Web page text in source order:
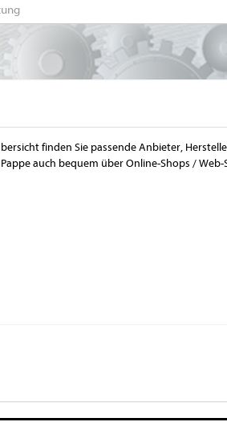
finden Sie passende Anbieter,
auch bequem über Online-Shops /